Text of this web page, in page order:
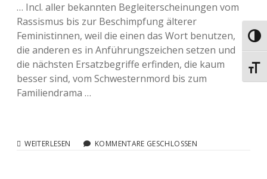
… Incl. aller bekannten Begleiterscheinungen vom
Rassismus bis zur Beschimpfung älterer
Feministinnen, weil die einen das Wort benutzen,
die anderen es in Anführungszeichen setzen und
die nächsten Ersatzbegriffe erfinden, die kaum
besser sind, vom Schwesternmord bis zum
Familiendrama …
WEITERLESEN MORDEKOMMENTARE GESCHLOSSEN